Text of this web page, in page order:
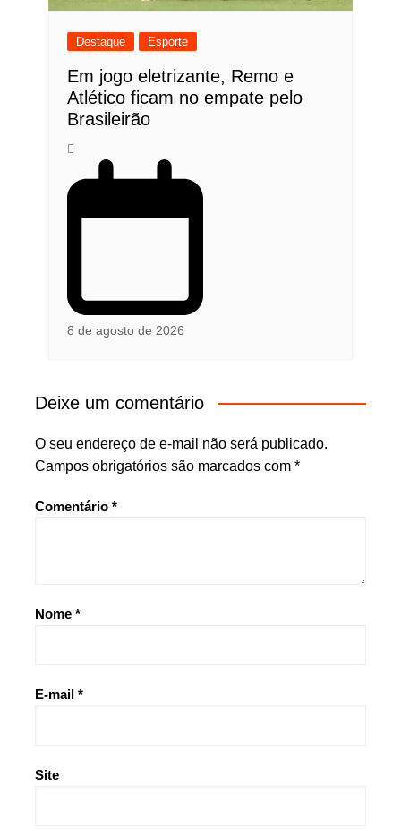
Destaque Esporte
Em jogo eletrizante, Remo e
Atlético ficam no empate pelo
Brasileirão
8 de agosto de 2026
Deixe um comentário
O seu endereço de e-mail não será publicado.
Campos obrigatórios são marcados com *
Comentário *
Nome *
E-mail *
Site